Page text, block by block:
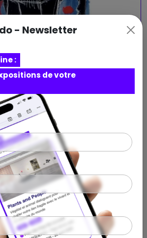
rhabille la Halle
réinvente en 2026 : art,
funk dès 19h !
SEINE - Île-de-France
- Newsletter
:
de votre